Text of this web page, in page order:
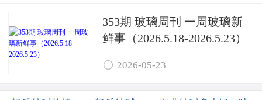
353期 玻璃周刊 一周玻璃新
鲜事（2026.5.18-2026.5.23）
 2026-05-23